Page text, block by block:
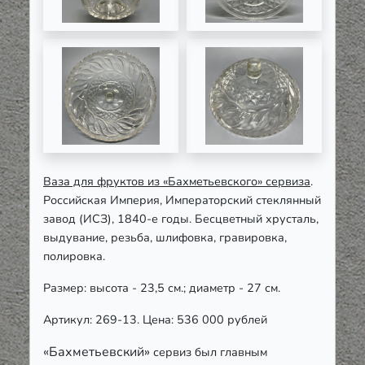
Ваза для фруктов из «Бахметьевского» сервиза.
Российская Империя, Императорский стеклянный
завод (ИСЗ), 1840-е годы. Бесцветный хрусталь,
выдувание, резьба, шлифовка, гравировка,
полировка.
Размер: высота - 23,5 см.; диаметр - 27 см.
Артикул: 269-13. Цена: 536 000 рублей
«Бахметьевский» сервиз был главным